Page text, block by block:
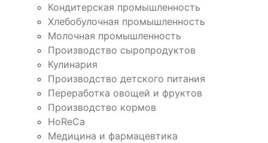
Кондитерская промышленность
Хлебобулочная промышленность
Молочная промышленность
Производство сыропродуктов
Кулинария
Производство детского питания
Переработка овощей и фруктов
Производство кормов
HoReCa
Медицина и фармацевтика